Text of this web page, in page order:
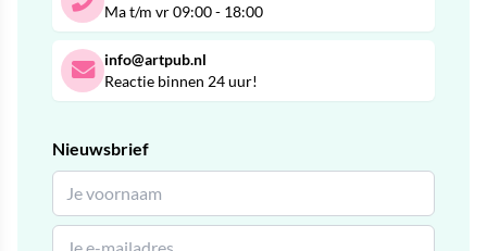
Ma t/m vr 09:00 - 18:00
info@artpub.nl
Reactie binnen 24 uur!
Nieuwsbrief